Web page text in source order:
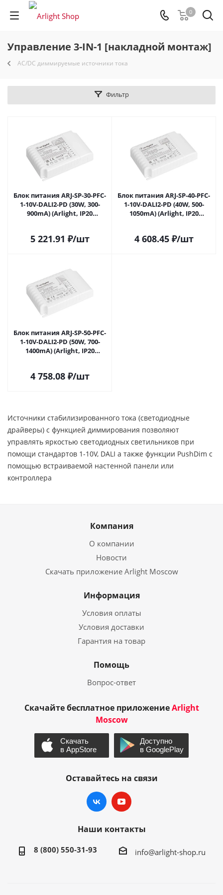
0
Управление 3-IN-1 [накладной монтаж]
AC/DC диммируемые источники тока
Фильтр
Блок питания ARJ-SP-30-PFC-
1-10V-DALI2-PD (30W, 300-
900mA) (Arlight, IP20
5 221.91 ₽/шт
Блок питания ARJ-SP-40-PFC-
1-10V-DALI2-PD (40W, 500-
1050mA) (Arlight, IP20
4 608.45₽/шт
Блок питания ARJ-SP-50-PFC-
1-10V-DALI2-PD (50W, 700-
1400mA) (Arlight, IP20
4 758.08₽/шт
Источники стабилизированного тока (светодиодные
драйверы) с функцией диммирования позволяют
управлять яркостью светодиодных светильников при
помощи стандартов 1-10V, DALI а также функции PushDim с
помощью встраиваемой настенной панели или
контроллера
Компания
О компании
Новости
Скачать приложение Arlight Moscow
Информация
Условия оплаты
Условия доставки
Гарантия на товар
Помощь
Вопрос-ответ
Скачайте бесплатное приложениеArlight
Moscow
Оставайтесь на связи
Наши контакты
8 (800) 550-31-93 info@arlight-shop.ru